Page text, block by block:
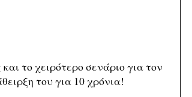
το χειρότερο σενάριο για τον
του για 10 χρόνια!